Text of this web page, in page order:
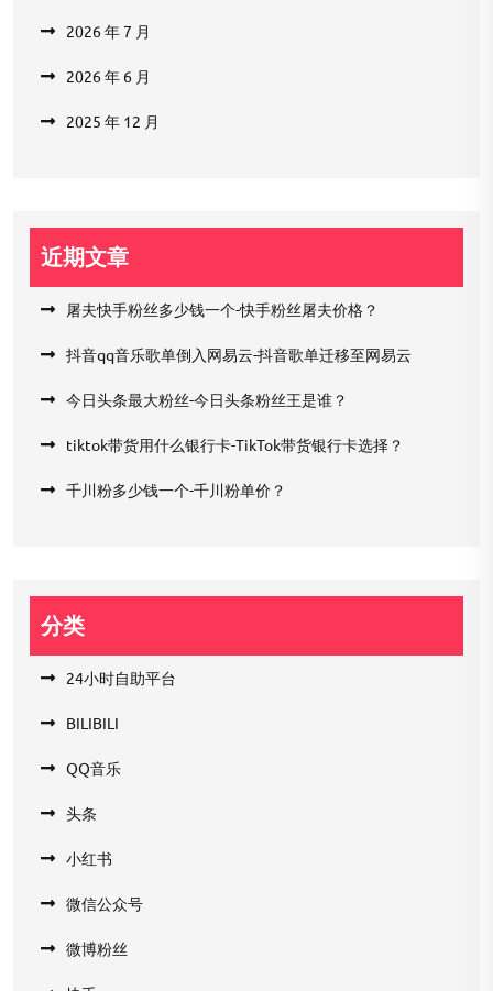
2026 年 7 月
2026 年 6 月
2025 年 12 月
近期文章
屠夫快手粉丝多少钱一个-快手粉丝屠夫价格？
抖音qq音乐歌单倒入网易云-抖音歌单迁移至网易云
今日头条最大粉丝-今日头条粉丝王是谁？
tiktok带货用什么银行卡-TikTok带货银行卡选择？
千川粉多少钱一个-千川粉单价？
分类
24小时自助平台
BILIBILI
QQ音乐
头条
小红书
微信公众号
微博粉丝